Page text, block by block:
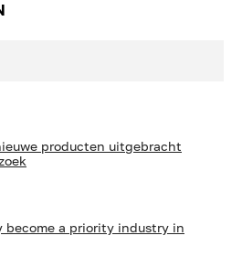
producten uitgebracht
become a priority industry in